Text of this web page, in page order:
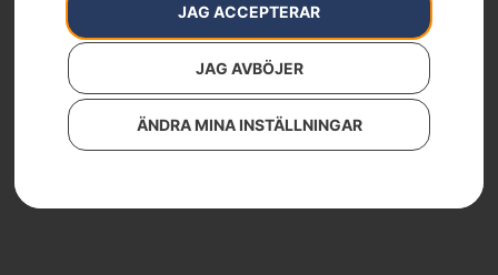
JAG ACCEPTERAR
JAG AVBÖJER
ÄNDRA MINA INSTÄLLNINGAR